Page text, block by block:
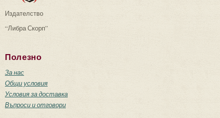
Издателство
“Либра Скорп”
Полезно
За нас
Общи условия
Условия за доставка
Въпроси и отговори